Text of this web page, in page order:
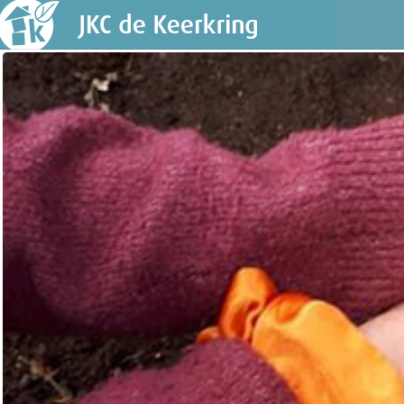
ONDERWIJS KINDEROPVANG KENNISMAKEN
Bellen E-mail Agenda Locatie